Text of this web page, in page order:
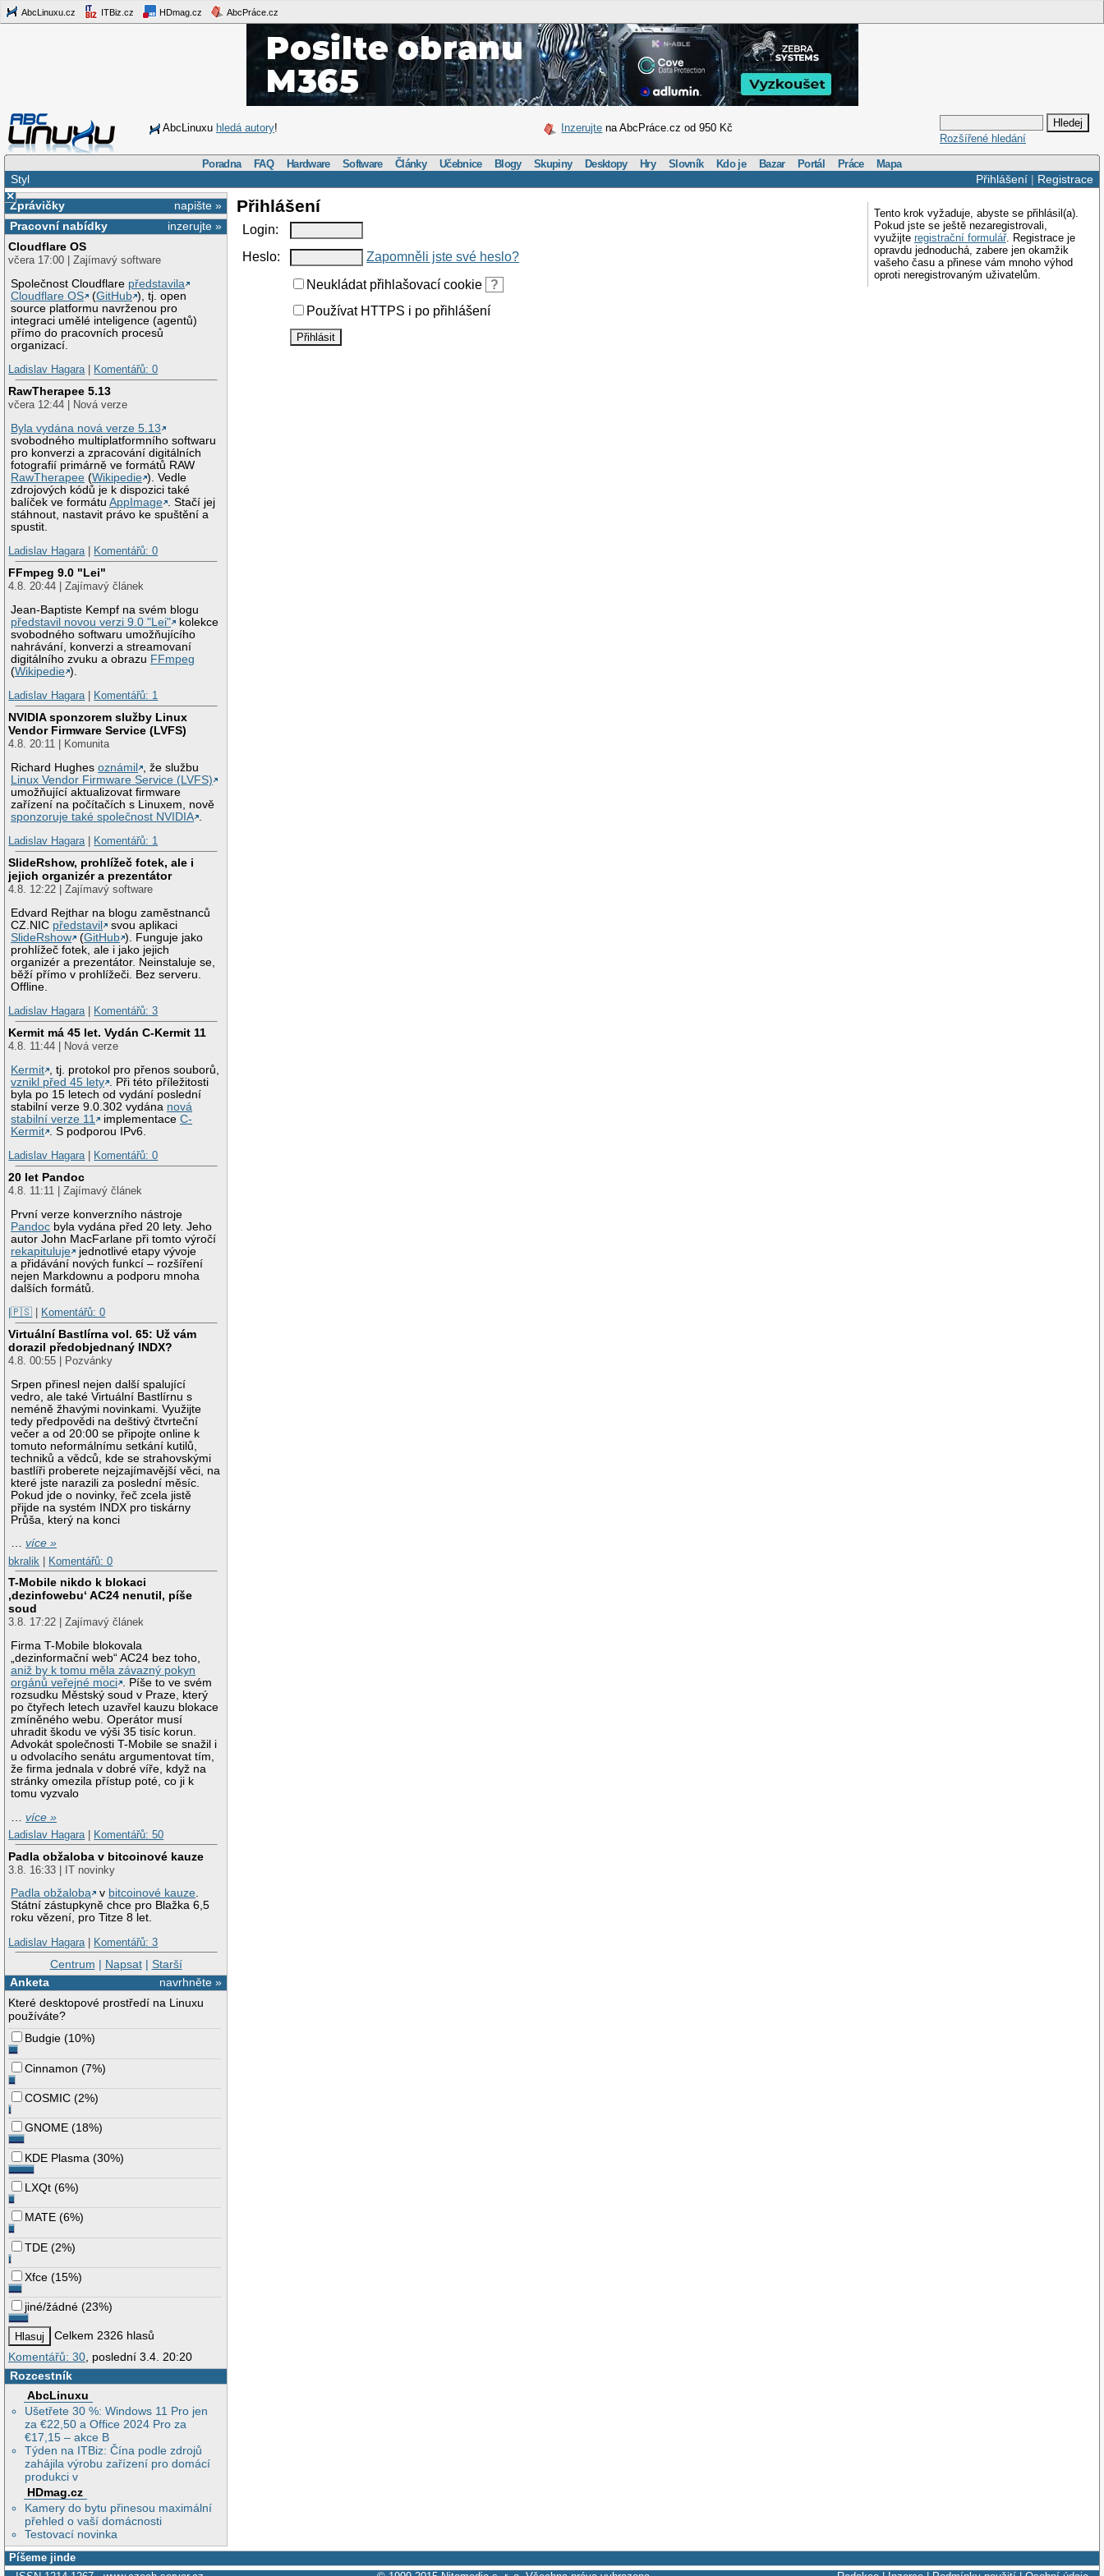
AbcLinuxu.cz ITBiz.cz HDmag.cz AbcPráce.cz
AbcLinuxu hledá autory! Inzerujte na AbcPráce.cz od 950 Kč
Rozšířené hledání
Poradna FAQ Hardware Software Články Učebnice Blogy Skupiny Desktopy Hry Slovník Kdo je Bazar Portál Práce Mapa
Přihlášení| Registrace
Styl
×
napište »
Zprávičky
inzerujte »
Pracovní nabídky
Cloudflare OS
včera 17:00 | Zajímavý software
Společnost Cloudflare představila
Cloudflare OS
(GitHub ), tj. open
source platformu navrženou pro
integraci umělé inteligence (agentů)
přímo do pracovních procesů
organizací.
Ladislav Hagara| Komentářů: 0
RawTherapee 5.13
včera 12:44 | Nová verze
Byla vydána nová verze 5.13
svobodného multiplatformního softwaru
pro konverzi a zpracování digitálních
fotografií primárně ve formátů RAW
RawTherapee (Wikipedie ). Vedle
zdrojových kódů je k dispozici také
balíček ve formátuAppImage
. Stačí jej
stáhnout, nastavit právo ke spuštění a
spustit.
Ladislav Hagara| Komentářů: 0
FFmpeg 9.0 "Lei"
4.8. 20:44 | Zajímavý článek
Jean-Baptiste Kempf na svém blogu
představil novou verzi 9.0 "Lei"
kolekce
svobodného softwaru umožňujícího
nahrávání, konverzi a streamovaní
digitálního zvuku a obrazu FFmpeg
(Wikipedie ).
Ladislav Hagara| Komentářů: 1
NVIDIA sponzorem služby Linux
Vendor Firmware Service (LVFS)
4.8. 20:11 | Komunita
Richard Hughesoznámil
, že službu
Linux Vendor Firmware Service (LVFS)
umožňující aktualizovat firmware
zařízení na počítačích s Linuxem, nově
sponzoruje také společnost NVIDIA
Ladislav Hagara| Komentářů: 1
SlideRshow, prohlížeč fotek, ale i
jejich organizér a prezentátor
4.8. 12:22 | Zajímavý software
Edvard Rejthar na blogu zaměstnanců
CZ.NIC představil
svou aplikaci
SlideRshow
(GitHub ). Funguje jako
prohlížeč fotek, ale i jako jejich
organizér a prezentátor. Neinstaluje se,
běží přímo v prohlížeči. Bez serveru.
Offline.
Ladislav Hagara| Komentářů: 3
Kermit má 45 let. Vydán C-Kermit 11
4.8. 11:44 | Nová verze
Kermit
, tj. protokol pro přenos souborů,
vznikl před 45 lety
. Při této příležitosti
byla po 15 letech od vydání poslední
stabilní verze 9.0.302 vydána nová
stabilní verze 11
implementaceC-
Kermit
. S podporou IPv6.
Ladislav Hagara| Komentářů: 0
20 let Pandoc
4.8. 11:11 | Zajímavý článek
První verze konverzního nástroje
Pandoc byla vydána před 20 lety. Jeho
autor John MacFarlane při tomto výročí
rekapituluje
jednotlivé etapy vývoje
a přidávání nových funkcí – rozšíření
nejen Markdownu a podporu mnoha
dalších formátů.
|🇵🇸
Komentářů: 0
Virtuální Bastlírna vol. 65: Už vám
dorazil předobjednaný INDX?
4.8. 00:55 | Pozvánky
Srpen přinesl nejen další spalující
vedro, ale také Virtuální Bastlírnu s
neméně žhavými novinkami. Využijte
tedy předpovědi na deštivý čtvrteční
večer a od 20:00 se připojte online k
tomuto neformálnímu setkání kutilů,
techniků a vědců, kde se strahovskými
bastlíři proberete nejzajímavější věci, na
které jste narazili za poslední měsíc.
Pokud jde o novinky, řeč zcela jistě
přijde na systém INDX pro tiskárny
Průša, který na konci
…více »
bkralik | Komentářů: 0
T-Mobile nikdo k blokaci
‚dezinfowebu‘ AC24 nenutil, píše
soud
3.8. 17:22 | Zajímavý článek
Firma T-Mobile blokovala
„dezinformační web“ AC24 bez toho,
aniž by k tomu měla závazný pokyn
orgánů veřejné moci
. Píše to ve svém
rozsudku Městský soud v Praze, který
po čtyřech letech uzavřel kauzu blokace
zmíněného webu. Operátor musí
uhradit škodu ve výši 35 tisíc korun.
Advokát společnosti T-Mobile se snažil i
u odvolacího senátu argumentovat tím,
že firma jednala v dobré víře, když na
stránky omezila přístup poté, co ji k
tomu vyzvalo
…více »
Ladislav Hagara| Komentářů: 50
Padla obžaloba v bitcoinové kauze
3.8. 16:33 | IT novinky
Padla obžaloba
v bitcoinové kauze.
Státní zástupkyně chce pro Blažka 6,5
roku vězení, pro Titze 8 let.
Ladislav Hagara| Komentářů: 3
Centrum | Napsat| Starší
navrhněte »
Anketa
Které desktopové prostředí na Linuxu
používáte?
Budgie (10%)
Cinnamon (7%)
COSMIC (2%)
GNOME (18%)
KDE Plasma (30%)
LXQt (6%)
MATE (6%)
TDE (2%)
Xfce (15%)
jiné/žádné (23%)
Celkem 2326 hlasů
Komentářů: 30 , poslední 3.4. 20:20
Rozcestník
AbcLinuxu
Ušetřete 30 %: Windows 11 Pro jen
za €22,50 a Office 2024 Pro za
€17,15 – akce B
Týden na ITBiz: Čína podle zdrojů
zahájila výrobu zařízení pro domácí
produkci v
HDmag.cz
Kamery do bytu přinesou maximální
přehled o vaší domácnosti
Testovací novinka
Tento krok vyžaduje, abyste se přihlásil(a).
Pokud jste se ještě nezaregistrovali,
využijte registrační formulář. Registrace je
opravdu jednoduchá, zabere jen okamžik
vašeho času a přinese vám mnoho výhod
oproti neregistrovaným uživatelům.
Přihlášení
Login:
Heslo:
Zapomněli jste své heslo?
Neukládat přihlašovací cookie
?
Používat HTTPS i po přihlášení
Píšeme jinde